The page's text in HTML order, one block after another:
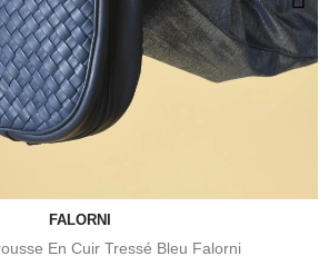
FALORNI
En Cuir Tressé Bleu Falorni